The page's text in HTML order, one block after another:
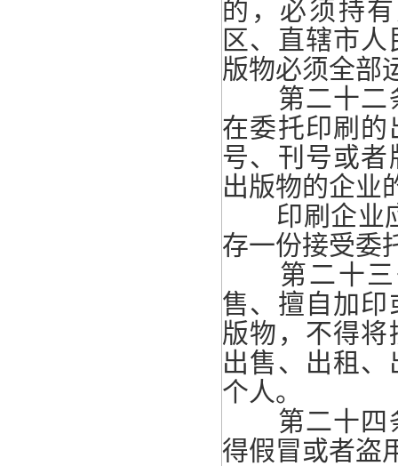
的，必须持
区、直辖市
版物必须全部
第二十二
在委托印刷
号、刊号或
出版物的企业
印刷企业应
存一份接受委
第二十三
售、擅自加
版物，不得
出售、出租
个人。
第二十四
得假冒或者盗